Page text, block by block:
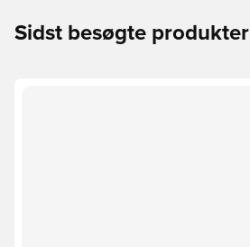
Sidst besøgte produkter